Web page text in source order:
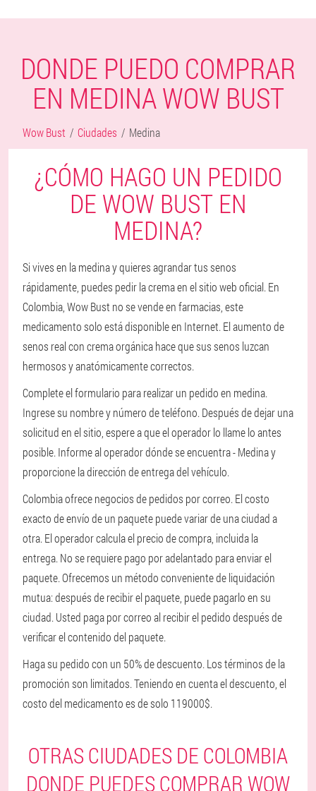
DONDE PUEDO COMPRAR
EN MEDINA WOW BUST
Wow Bust Ciudades Medina
¿CÓMO HAGO UN PEDIDO
DE WOW BUST EN
MEDINA?
Si vives en la medina y quieres agrandar tus senos
rápidamente, puedes pedir la crema en el sitio web oficial. En
Colombia, Wow Bust no se vende en farmacias, este
medicamento solo está disponible en Internet. El aumento de
senos real con crema orgánica hace que sus senos luzcan
hermosos y anatómicamente correctos.
Complete el formulario para realizar un pedido en medina.
Ingrese su nombre y número de teléfono. Después de dejar una
solicitud en el sitio, espere a que el operador lo llame lo antes
posible. Informe al operador dónde se encuentra - Medina y
proporcione la dirección de entrega del vehículo.
Colombia ofrece negocios de pedidos por correo. El costo
exacto de envío de un paquete puede variar de una ciudad a
otra. El operador calcula el precio de compra, incluida la
entrega. No se requiere pago por adelantado para enviar el
paquete. Ofrecemos un método conveniente de liquidación
mutua: después de recibir el paquete, puede pagarlo en su
ciudad. Usted paga por correo al recibir el pedido después de
verificar el contenido del paquete.
Haga su pedido con un 50% de descuento. Los términos de la
promoción son limitados. Teniendo en cuenta el descuento, el
costo del medicamento es de solo 119000$.
OTRAS CIUDADES DE COLOMBIA
DONDE PUEDES COMPRAR WOW